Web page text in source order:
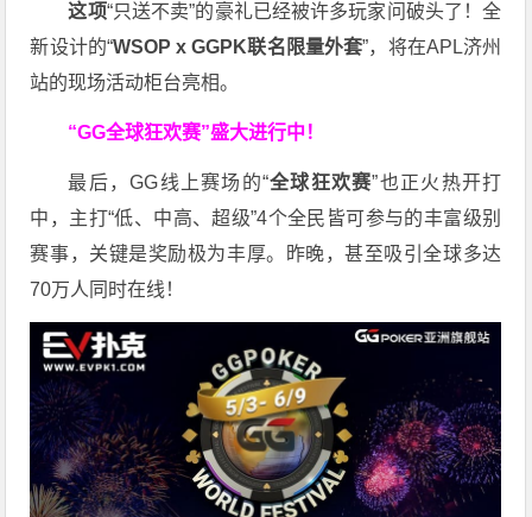
这项“只送不卖”的豪礼已经被许多玩家问破头了！全
新设计的“WSOP x GGPK联名限量外套”，将在APL济州
站的现场活动柜台亮相。
“GG全球狂欢赛”盛大进行中！
最后，GG线上赛场的“全球狂欢赛”也正火热开打
中，主打“低、中高、超级”4个全民皆可参与的丰富级别
赛事，关键是奖励极为丰厚。
昨晚，甚至吸引全球多达
70万人同时在线！